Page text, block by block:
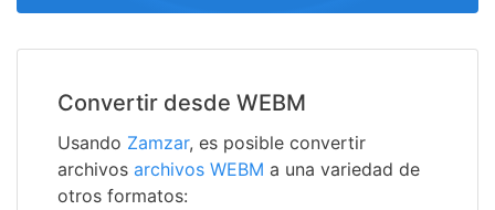
Convertir desde WEBM
Usando Zamzar, es posible convertir
archivos archivos WEBM a una variedad de
otros formatos: